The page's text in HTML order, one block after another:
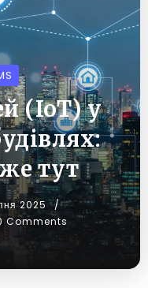
(IoT) у
тут
2025
Comments